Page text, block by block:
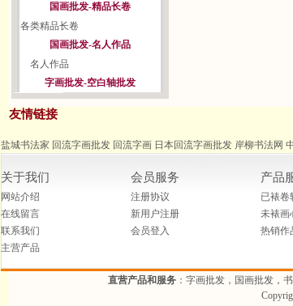
国画批发-精品长卷
各类精品长卷
国画批发-名人作品
名人作品
字画批发-空白轴批发
友情链接
盐城书法家 回流字画批发 回流字画 日本回流字画批发 岸柳书法网
关于我们
网站介绍
在线留言
联系我们
主营产品
会员服务
注册协议
新用户注册
会员登入
产品
已裱卷
未裱画
热销作
直营产品和服务 ：字画批发，国画批发，